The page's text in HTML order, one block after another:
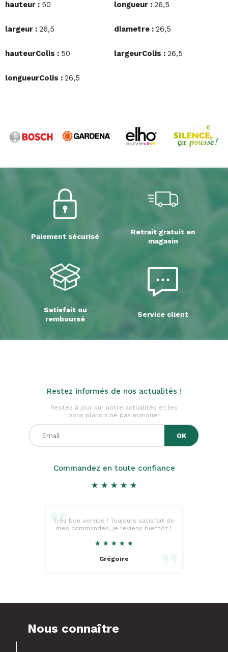
hauteur : 50 longueur : 26,5
largeur : 26,5 diametre : 26,5
hauteurColis : 50 largeurColis : 26,5
longueurColis : 26,5
Paiement sécurisé
Retrait gratuit en
magasin
Satisfait ou
remboursé
Service client
Restez informés de nos actualités !
Restez à jour sur notre actualités et les
bons plans à ne pas manquer
Commandez en toute confiance
★ ★ ★ ★ ★
★ ★ ★ ★ ★
Très bon service ! Toujours satisfait de
mes commandes, je reviens bientôt !
★ ★ ★ ★ ★
★ ★ ★ ★ ★
Grégoire
Nous connaître